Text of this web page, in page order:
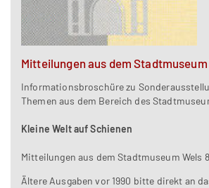
Mitteilungen aus dem Stadtmuseum
Informationsbroschüre zu
Themen aus dem Bereich des
Kleine Welt auf Schienen
Mitteilungen aus dem Stadtmuseum Wels
Ältere Ausgaben vor 1990 bitte direkt an